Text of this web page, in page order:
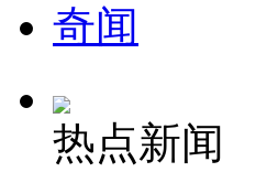
奇闻
热点新闻